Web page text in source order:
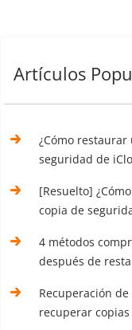
Artículos
¿Cómo
seguridad de
[Resuelto]
copia de
4 métodos
después de
Recuperación
recuperar